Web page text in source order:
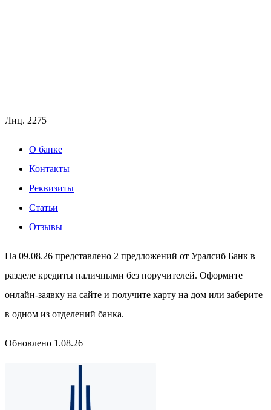
Лиц. 2275
О банке
Контакты
Реквизиты
Статьи
Отзывы
На 09.08.26 представлено 2 предложений от Уралсиб Банк в
разделе кредиты наличными без поручителей. Оформите
онлайн-заявку на сайте и получите карту на дом или заберите
в одном из отделений банка.
Обновлено 1.08.26